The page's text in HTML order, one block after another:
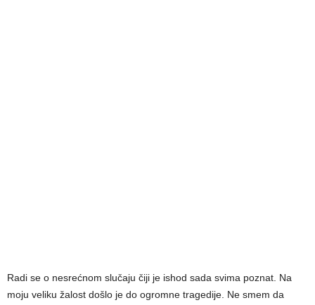
Radi se o nesrećnom slučaju čiji je ishod sada svima poznat. Na
moju veliku žalost došlo je do ogromne tragedije. Ne smem da